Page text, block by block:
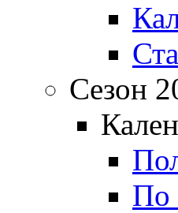
Сезон
По